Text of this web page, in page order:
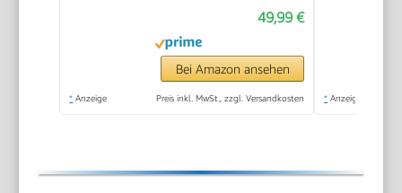
Polster & Auto–100%
Chemiefrei,
Hochdruck-Dampf
gegen Schmutz Fett
49,99 €
Bei Amazon ansehen
* Anzeige Preis inkl. MwSt., zzgl. Versandkosten * Anzeige